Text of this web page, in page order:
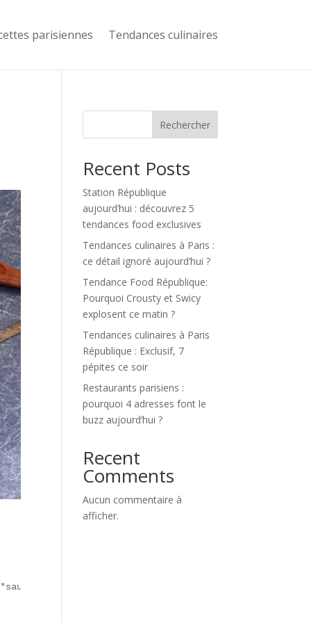
parisiennes Tendances culinaires
(sucrée, épicée ou crémeuse).
Rechercher
Recent Posts
Station République
aujourd’hui : découvrez 5
tendances food exclusives
Tendances culinaires à Paris :
ce détail ignoré aujourd’hui ?
Tendance Food République:
Pourquoi Crousty et Swicy
explosent ce matin ?
Tendances culinaires à Paris
République : Exclusif, 7
pépites ce soir
Restaurants parisiens :
pourquoi 4 adresses font le
buzz aujourd’hui ?
Recent
Comments
Aucun commentaire à
afficher.